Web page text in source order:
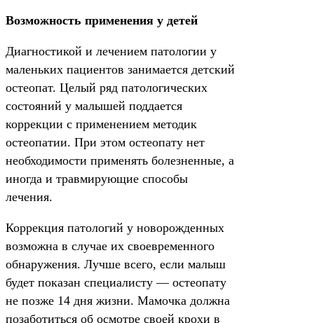
Возможность применения у детей
Диагностикой и лечением патологии у
маленьких пациентов занимается детский
остеопат. Целый ряд патологических
состояний у малышей поддается
коррекции с применением методик
остеопатии. При этом остеопату нет
необходимости применять болезненные, а
иногда и травмирующие способы
лечения.
Коррекция патологий у новорожденных
возможна в случае их своевременного
обнаружения. Лучше всего, если малыш
будет показан специалисту — остеопату
не позже 14 дня жизни. Мамочка должна
позаботиться об осмотре своей крохи в